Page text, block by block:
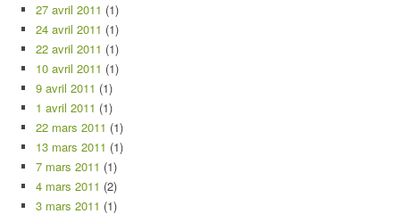
27 avril 2011 (1)
24 avril 2011 (1)
22 avril 2011 (1)
10 avril 2011 (1)
9 avril 2011 (1)
1 avril 2011 (1)
22 mars 2011 (1)
13 mars 2011 (1)
7 mars 2011 (1)
4 mars 2011 (2)
3 mars 2011 (1)